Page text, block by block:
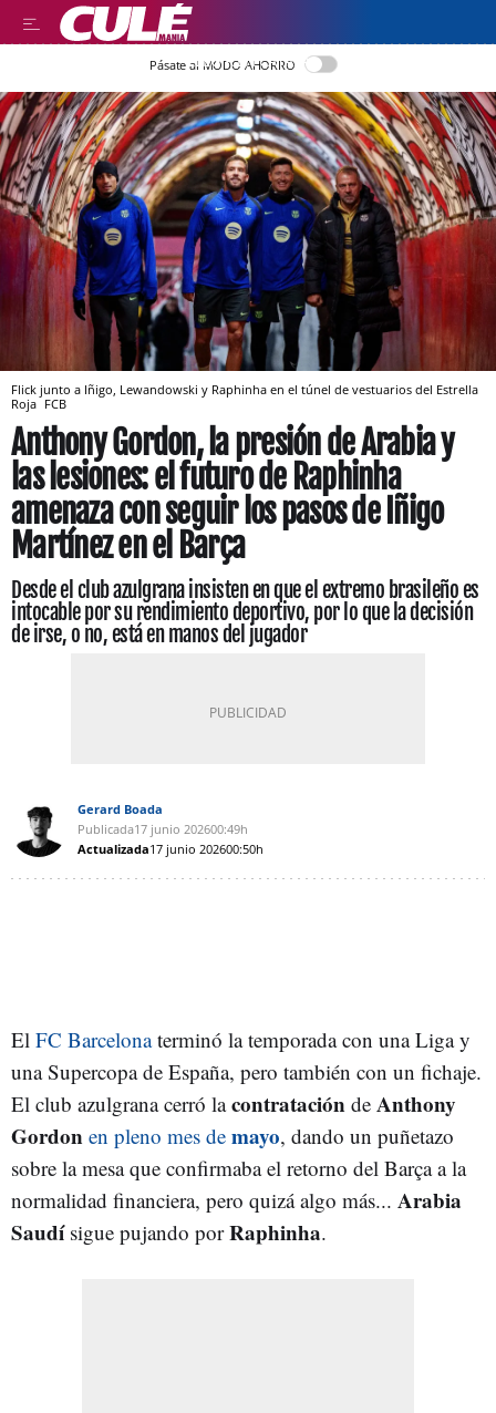
LLEGIR EN CATALÀ
Pásate al MODO AHORRO
Flick junto a Iñigo, Lewandowski y Raphinha en el túnel de vestuarios del Estrella
Roja FCB
Anthony Gordon, la presión de Arabia y
las lesiones: el futuro de Raphinha
amenaza con seguir los pasos de Iñigo
Martínez en el Barça
Desde el club azulgrana insisten en que el extremo brasileño es
intocable por su rendimiento deportivo, por lo que la decisión
de irse, o no, está en manos del jugador
Gerard Boada
Publicada17 junio 202600:49h
Actualizada17 junio 202600:50h
El FC Barcelonaterminó la temporada con una Liga y
una Supercopa de España, pero también con un fichaje.
El club azulgrana cerró lacontratación de Anthony
Gordon en pleno mes de mayo, dando un puñetazo
sobre la mesa que confirmaba el retorno del Barça a la
normalidad financiera, pero quizá algo más... Arabia
Saudísigue pujando porRaphinha.